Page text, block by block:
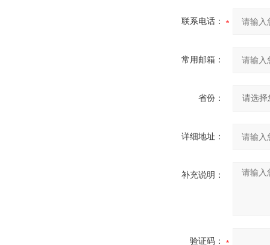
联系电话：
常用邮箱：
省份：
详细地址：
补充说明：
验证码：